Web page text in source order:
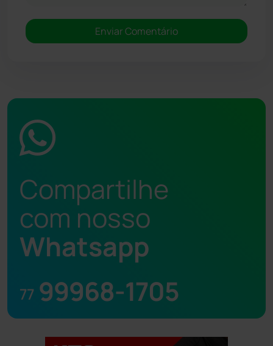
Compartilhe
com nosso
Whatsapp
77 99968-1705